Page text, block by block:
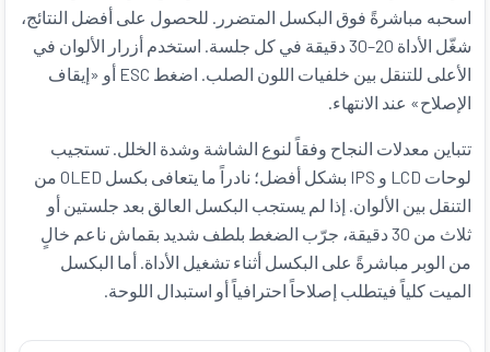
اسحبه مباشرةً فوق البكسل المتضرر. للحصول على أفضل النتائج،
شغّل الأداة 20–30 دقيقة في كل جلسة. استخدم أزرار الألوان في
الأعلى للتنقل بين خلفيات اللون الصلب. اضغط ESC أو «إيقاف
الإصلاح» عند الانتهاء.
تتباين معدلات النجاح وفقاً لنوع الشاشة وشدة الخلل. تستجيب
لوحات LCD و IPS بشكل أفضل؛ نادراً ما يتعافى بكسل OLED من
التنقل بين الألوان. إذا لم يستجب البكسل العالق بعد جلستين أو
ثلاث من 30 دقيقة، جرّب الضغط بلطف شديد بقماش ناعم خالٍ
من الوبر مباشرةً على البكسل أثناء تشغيل الأداة. أما البكسل
الميت كلياً فيتطلب إصلاحاً احترافياً أو استبدال اللوحة.